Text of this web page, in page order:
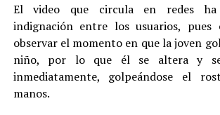
El video que circula en redes ha
indignación entre los usuarios, pues
observar el momento en que la joven
niño, por lo que él se altera y
inmediatamente, golpeándose el
manos.